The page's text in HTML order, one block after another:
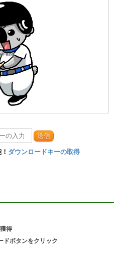
送信
ダウンロードキーの取得
得
ドボタンをクリック